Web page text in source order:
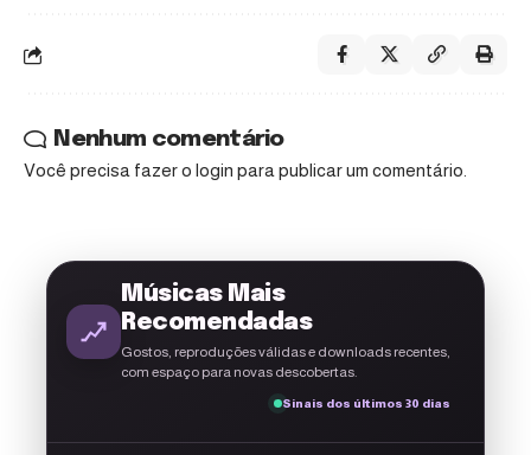
Nenhum comentário
Você precisa fazer o login para publicar um comentário.
Músicas Mais
Recomendadas
Gostos, reproduções válidas e downloads recentes,
com espaço para novas descobertas.
Sinais dos últimos 30 dias